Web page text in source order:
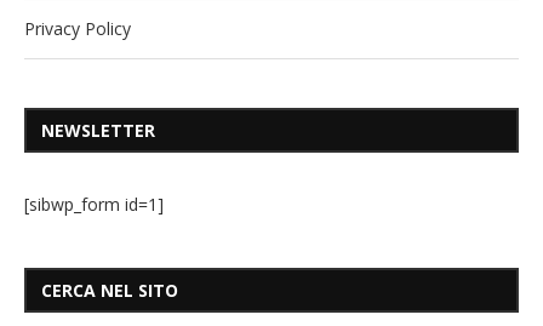
Privacy Policy
NEWSLETTER
[sibwp_form id=1]
CERCA NEL SITO